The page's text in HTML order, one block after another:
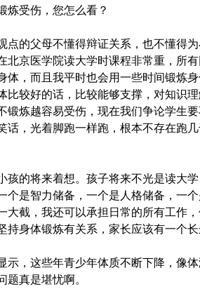
炼受伤，您怎么看？
的父母不懂得辩证关系，也不懂得为
北京医学院读大学时课程非常重，所
体，而且我平时也会用一些时间锻炼
比较好的话，比较能够支撑，对知识
锻炼越容易受伤，现在我们争论学生
话，光着脚跑一样跑，根本不存在跑
的将来着想。孩子将来不光是读大学
个是智力储备，一个是人格储备，一
大截，我还可以承担日常的所有工作
持身体锻炼有关系，家长应该有一个
，这些年青少年体质不断下降，像体
题真是堪忧啊。